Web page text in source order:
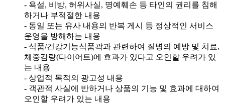
- 욕설, 비방, 허위사실, 명예훼손 등 타인의 권리를 침해
하거나 부적절한 내용
- 동일 또는 유사 내용의 반복 게시 등 정상적인 서비스
운영을 방해하는 내용
- 식품/건강기능식품곽과 관련하여 질병의 예방 및 치료,
체중감량(다이어트)에 효과가 있다고 오인할 우려가 있
는 내용
- 상업적 목적의 광고성 내용
- 객관적 사실에 반하거나 상품의 기능 및 효과에 대하여
오인할 우려가 있는 내용